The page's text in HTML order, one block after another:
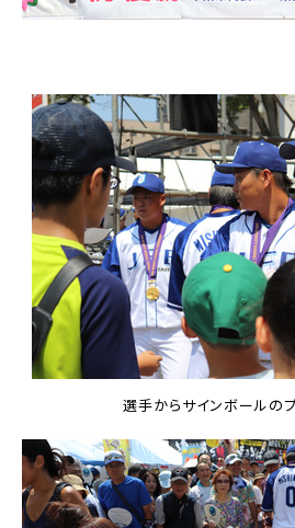
優勝
選手からサインボールの